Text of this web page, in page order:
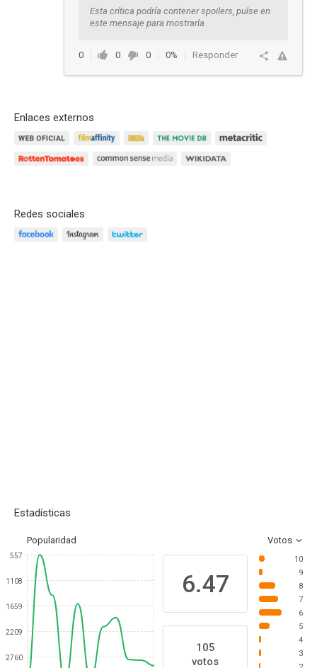
Esta crítica podría contener spoilers, pulse en
este mensaje para mostrarla
0 0 0 0% Responder
Enlaces externos
Redes sociales
Estadísticas
Popularidad Votos
557
1108
1659
2209
2760
6.47
105
votos
10
9
8
7
6
5
4
3